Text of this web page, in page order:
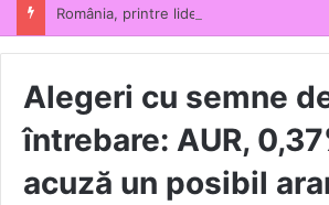
Alegeri cu semne
întrebare: AUR,
acuză un posibil